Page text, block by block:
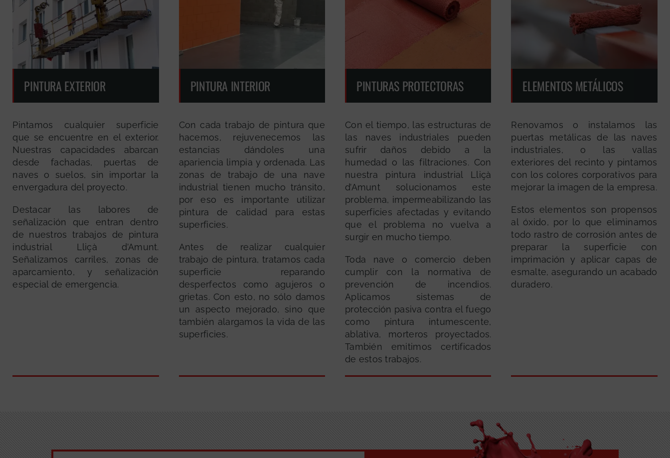
PINTURA EXTERIOR
Pintamos cualquier superficie
que se encuentre en el exterior.
Nuestras capacidades abarcan
desde fachadas, puertas de
naves o suelos, sin importar la
envergadura del proyecto.
Destacar las labores de
señalización que entran dentro
de nuestros trabajos de pintura
industrial Lliçà d’Amunt.
Señalizamos carriles, zonas de
aparcamiento, y señalización
especial de emergencia.
PINTURA INTERIOR
Con cada trabajo de pintura que
hacemos, rejuvenecemos las
estancias dándoles una
apariencia limpia y ordenada. Las
zonas de trabajo de una nave
industrial tienen mucho tránsito,
por eso es importante utilizar
pintura de calidad para estas
superficies.
Antes de realizar cualquier
trabajo de pintura, tratamos cada
superficie reparando
desperfectos como agujeros o
grietas. Con esto, no sólo damos
un aspecto mejorado, sino que
también alargamos la vida de las
superficies.
PINTURAS PROTECTORAS
Con el tiempo, las estructuras de
las naves industriales pueden
sufrir daños debido a la
humedad o las filtraciones. Con
nuestra pintura industrial Lliçà
d’Amunt solucionamos este
problema, impermeabilizando las
superficies afectadas y evitando
que el problema no vuelva a
surgir en mucho tiempo.
Toda nave o comercio deben
cumplir con la normativa de
prevención de incendios.
Aplicamos sistemas de
protección pasiva contra el fuego
como pintura intumescente,
ablativa, morteros proyectados.
También emitimos certificados
de estos trabajos.
ELEMENTOS METÁLICOS
Renovamos o instalamos las
puertas metálicas de las naves
industriales, o las vallas
exteriores del recinto y pintamos
con los colores corporativos para
mejorar la imagen de la empresa.
Estos elementos son propensos
al óxido, por lo que eliminamos
todo rastro de corrosión antes de
preparar la superficie con
imprimación y aplicar capas de
esmalte, asegurando un acabado
duradero.
GRATUITA